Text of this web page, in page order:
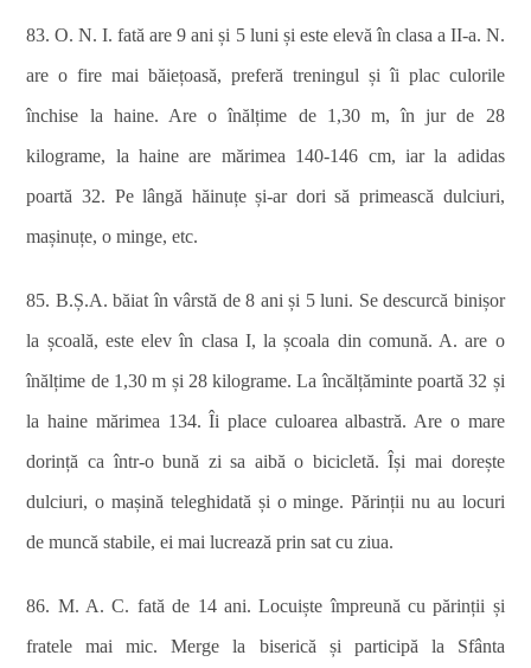
83. O. N. I. fată are 9 ani și 5 luni și este elevă în clasa a II-a. N.
are o fire mai băiețoasă, preferă treningul și îi plac culorile
închise la haine. Are o înălțime de 1,30 m, în jur de 28
kilograme, la haine are mărimea 140-146 cm, iar la adidas
poartă 32. Pe lângă hăinuțe și-ar dori să primească dulciuri,
mașinuțe, o minge, etc.
85. B.Ș.A. băiat în vârstă de 8 ani și 5 luni. Se descurcă binișor
la școală, este elev în clasa I, la școala din comună. A. are o
înălțime de 1,30 m și 28 kilograme. La încălțăminte poartă 32 și
la haine mărimea 134. Îi place culoarea albastră. Are o mare
dorință ca într-o bună zi sa aibă o bicicletă. Își mai dorește
dulciuri, o mașină teleghidată și o minge. Părinții nu au locuri
de muncă stabile, ei mai lucrează prin sat cu ziua.
86. M. A. C. fată de 14 ani. Locuiște împreună cu părinții și
fratele mai mic. Merge la biserică și participă la Sfânta